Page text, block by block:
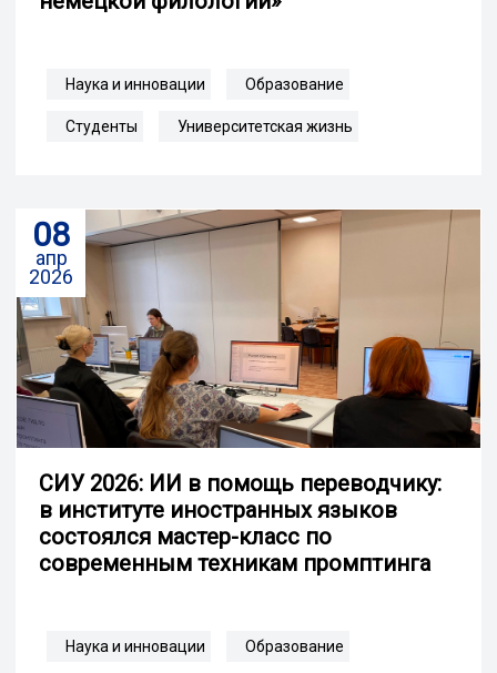
Наука и инновации Образование
Студенты Университетская жизнь
08
апр
2026
СИУ 2026: ИИ в помощь переводчику:
в институте иностранных языков
состоялся мастер-класс по
современным техникам промптинга
Наука и инновации Образование